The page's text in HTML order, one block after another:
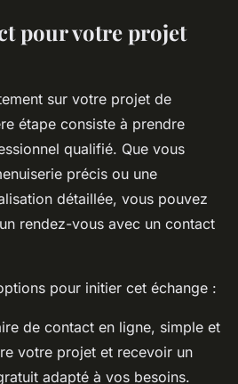
pour votre projet
sur votre projet de
étape consiste à prendre
qualifié. Que vous
précis ou une
détaillée, vous pouvez
rendez-vous avec un contact
pour initier cet échange :
de contact en ligne, simple et
votre projet et recevoir un
adapté à vos besoins.